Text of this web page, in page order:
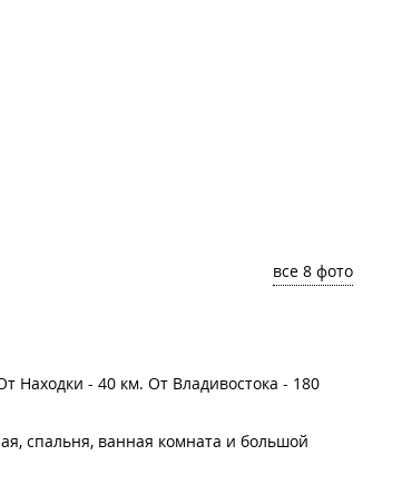
все 8 фото
Находки - 40 км. От Владивостока - 180
спальня, ванная комната и большой